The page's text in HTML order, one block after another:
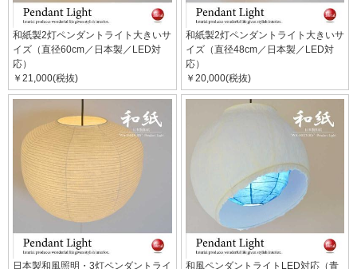
和紙製2灯ペンダントライト大きいサ
イズ（直径60cm／日本製／LED対
応）
￥21,000(税抜)
和紙製2灯ペンダントライト大きいサ
イズ（直径48cm／日本製／LED対
応）
￥20,000(税抜)
日本製和風照明・3灯ペンダントライ
和風ペンダントライトLED対応（青